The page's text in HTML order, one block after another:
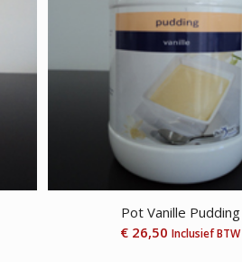
Pot Vanille Pudding
€ 26,50 Inclusief BTW